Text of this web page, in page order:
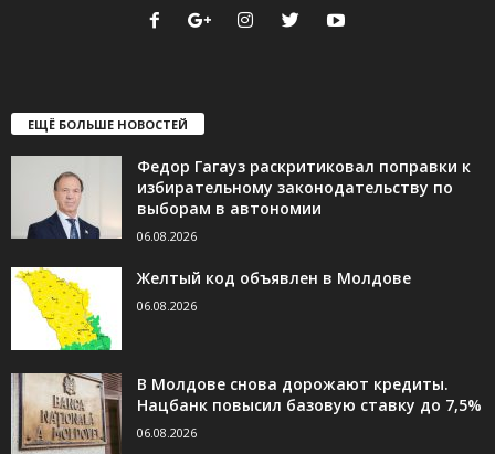
ЕЩЁ БОЛЬШЕ НОВОСТЕЙ
Федор Гагауз раскритиковал поправки к
избирательному законодательству по
выборам в автономии
06.08.2026
Желтый код объявлен в Молдове
06.08.2026
В Молдове снова дорожают кредиты.
Нацбанк повысил базовую ставку до 7,5%
06.08.2026